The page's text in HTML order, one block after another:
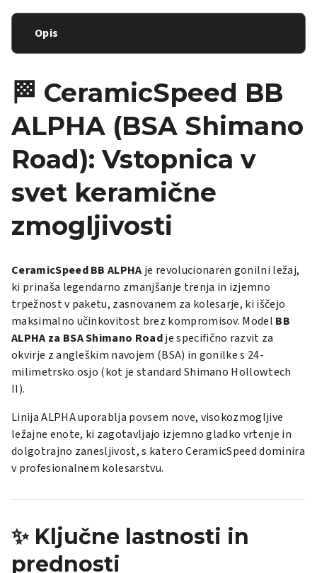
Opis
🏁 CeramicSpeed BB
ALPHA (BSA Shimano
Road): Vstopnica v
svet keramične
zmogljivosti
CeramicSpeed BB ALPHA je revolucionaren gonilni ležaj,
ki prinaša legendarno zmanjšanje trenja in izjemno
trpežnost v paketu, zasnovanem za kolesarje, ki iščejo
maksimalno učinkovitost brez kompromisov. Model BB
ALPHA za BSA Shimano Roadje specifično razvit za
okvirje z angleškim navojem (BSA) in gonilke s 24-
milimetrsko osjo (kot je standard Shimano Hollowtech
II).
Linija ALPHA uporablja povsem nove, visokozmogljive
ležajne enote, ki zagotavljajo izjemno gladko vrtenje in
dolgotrajno zanesljivost, s katero CeramicSpeed dominira
v profesionalnem kolesarstvu.
✨ Ključne lastnosti in
prednosti